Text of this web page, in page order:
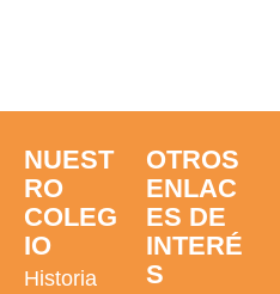
NUEST
RO
COLEG
IO
Historia
OTROS
ENLAC
ES DE
INTERÉ
S